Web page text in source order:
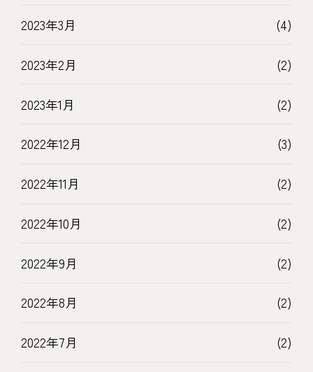
2023年3月 (4)
2023年2月 (2)
2023年1月 (2)
2022年12月 (3)
2022年11月 (2)
2022年10月 (2)
2022年9月 (2)
2022年8月 (2)
2022年7月 (2)